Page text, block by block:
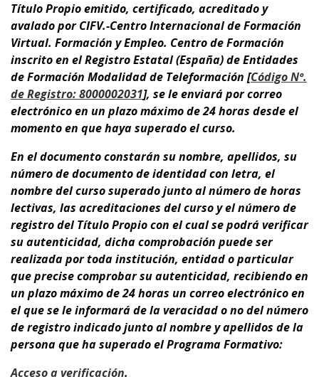
Título Propio emitido, certificado, acreditado y
avalado por CIFV.-Centro Internacional de Formación
Virtual. Formación y Empleo. Centro de Formación
inscrito en el Registro Estatal (España) de Entidades
de Formación Modalidad de Teleformación [Código Nº.
de Registro: 8000002031], se le enviará por correo
electrónico en un plazo máximo de 24 horas desde el
momento en que haya superado el curso.
En el documentoconstarán su nombre, apellidos, su
número de documento de identidad con letra, el
nombre del curso superado junto al número de horas
lectivas, las acreditaciones del curso y el número de
registro del Título Propio con el cual se podrá verificar
su autenticidad, dicha comprobación puede ser
realizada por toda institución, entidad o particular
que precise comprobar su autenticidad, recibiendo en
un plazo máximo de 24 horas un correo electrónico en
el que se le informará de la veracidad o no del número
de registro indicado junto al nombre y apellidos de la
persona que ha superado el Programa Formativo:
Acceso a verificación.